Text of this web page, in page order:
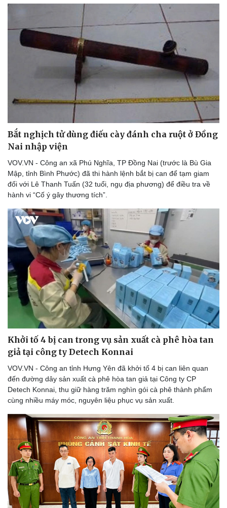
Thể thao
Bóng đá
Lịch thi đấu bóng đá
Thế giới thể thao
eSports
Hậu trường
Ô tô - Xe máy
Ô tô
Xe máy
Tư vấn
Bắt nghịch tử dùng điếu cày đánh cha ruột ở Đồng
Nai nhập viện
VOV.VN - Công an xã Phú Nghĩa, TP Đồng Nai (trước là Bù Gia
Mập, tỉnh Bình Phước) đã thi hành lệnh bắt bị can để tạm giam
đối với Lê Thanh Tuấn (32 tuổi, ngụ địa phương) để điều tra về
hành vi “Cố ý gây thương tích”.
Khởi tố 4 bị can trong vụ sản xuất cà phê hòa tan
giả tại công ty Detech Konnai
VOV.VN - Công an tỉnh Hưng Yên đã khởi tố 4 bị can liên quan
đến đường dây sản xuất cà phê hòa tan giả tại Công ty CP
Detech Konnai, thu giữ hàng trăm nghìn gói cà phê thành phẩm
cùng nhiều máy móc, nguyên liệu phục vụ sản xuất.